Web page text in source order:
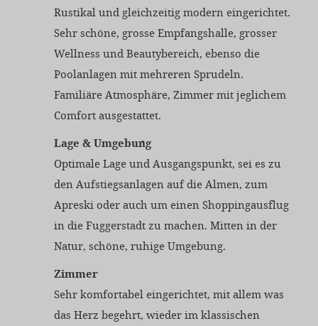
Rustikal und gleichzeitig modern eingerichtet.
Sehr schöne, grosse Empfangshalle, grosser
Wellness und Beautybereich, ebenso die
Poolanlagen mit mehreren Sprudeln.
Familiäre Atmosphäre, Zimmer mit jeglichem
Comfort ausgestattet.
Lage & Umgebung
Optimale Lage und Ausgangspunkt, sei es zu
den Aufstiegsanlagen auf die Almen, zum
Apreski oder auch um einen Shoppingausflug
in die Fuggerstadt zu machen. Mitten in der
Natur, schöne, ruhige Umgebung.
Zimmer
Sehr komfortabel eingerichtet, mit allem was
das Herz begehrt, wieder im klassischen